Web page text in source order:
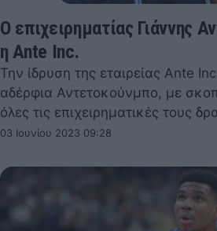
Ο επιχειρηματίας Γιάννης
η Ante Inc.
Την ίδρυση της εταιρείας Ante
αδέρφια Αντετοκούνμπο, με
όλες τις επιχειρηματικές τους
03 Ιουνίου 2023 09:28